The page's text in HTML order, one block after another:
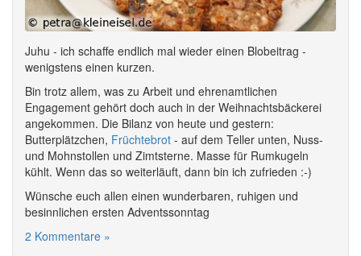
Juhu - ich schaffe endlich mal wieder einen Blobeitrag -
wenigstens einen kurzen.
Bin trotz allem, was zu Arbeit und ehrenamtlichen
Engagement gehört doch auch in der Weihnachtsbäckerei
angekommen. Die Bilanz von heute und gestern:
Butterplätzchen, Früchtebrot - auf dem Teller unten, Nuss-
und Mohnstollen und Zimtsterne. Masse für Rumkugeln
kühlt. Wenn das so weiterläuft, dann bin ich zufrieden :-)
Wünsche euch allen einen wunderbaren, ruhigen und
besinnlichen ersten Adventssonntag
2 Kommentare »